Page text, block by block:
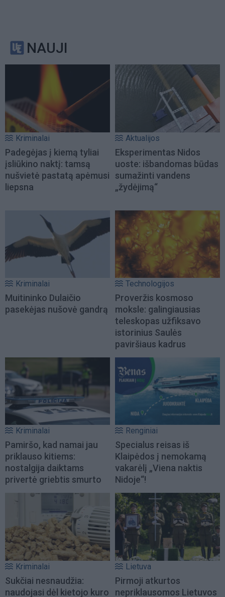
NAUJI
Kriminalai
Padegėjas į kiemą tyliai
įsliūkino naktį: tamsą
nušvietė pastatą apėmusi
liepsna
Aktualijos
Eksperimentas Nidos
uoste: išbandomas būdas
sumažinti vandens
„žydėjimą“
Kriminalai
Muitininko Dulaičio
pasekėjas nušovė gandrą
Technologijos
Proveržis kosmoso
moksle: galingiausias
teleskopas užfiksavo
istorinius Saulės
paviršiaus kadrus
Kriminalai
Pamiršo, kad namai jau
priklauso kitiems:
nostalgija daiktams
privertė griebtis smurto
Renginiai
Specialus reisas iš
Klaipėdos į nemokamą
vakarėlį „Viena naktis
Nidoje“!
Kriminalai
Sukčiai nesnaudžia:
naudojasi dėl kietojo kuro
Lietuva
Pirmoji atkurtos
nepriklausomos Lietuvos